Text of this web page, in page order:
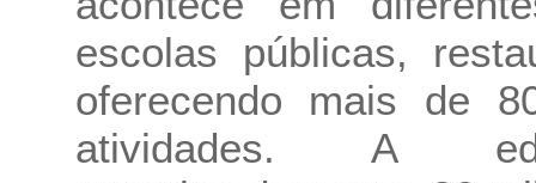
escolas públicas,
oferecendo mais de
atividades. A